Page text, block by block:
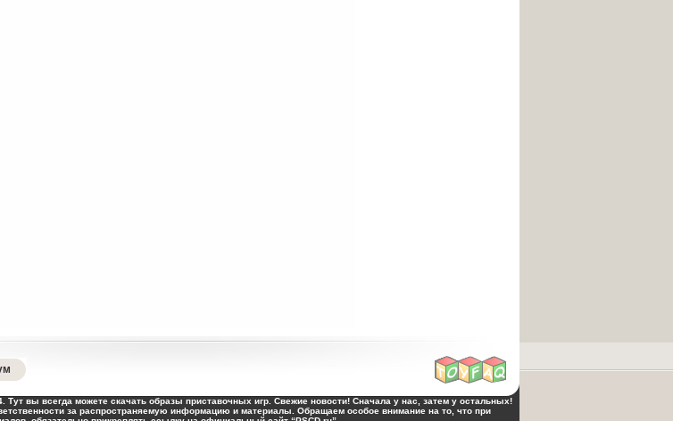
Тут вы всегда можете скачать образы приставочных игр. Свежие новости! Сначала у нас, затем у остальных!
за распространяемую информацию и материалы. Обращаем особое внимание на то, что при